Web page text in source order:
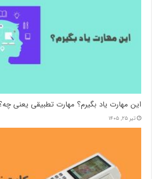
این مهارت یاد بگیرم؟ مهارت تطبیقی یعنی
تیر ۲۵, ۱۴۰۵